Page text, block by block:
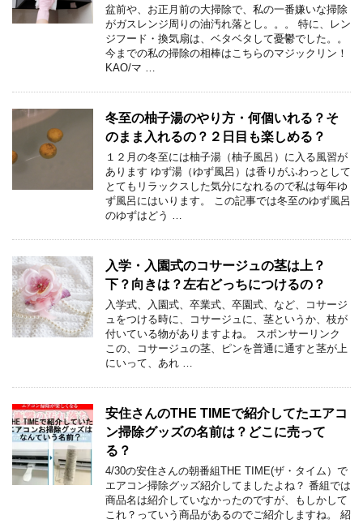
盆前や、お正月前の大掃除で、私の一番嫌いな掃除
がガスレンジ周りの油汚れ落とし。。。 特に、レン
ジフード・換気扇は、ベタベタして憂鬱でした。。
今までの私の掃除の相棒はこちらのマジックリン！
KAO/マ …
冬至の柚子湯のやり方・何個いれる？そ
のまま入れるの？２日目も楽しめる？
１２月の冬至には柚子湯（柚子風呂）に入る風習が
あります ゆず湯（ゆず風呂）は香りがふわっとして
とてもリラックスした気分になれるので私は毎年ゆ
ず風呂にはいります。 この記事では冬至のゆず風呂
のゆずはどう …
入学・入園式のコサージュの茎は上？
下？向きは？左右どっちにつけるの？
入学式、入園式、卒業式、卒園式、など、コサージ
ュをつける時に、コサージュに、茎というか、枝が
付いている物がありますよね。 スポンサーリンク
この、コサージュの茎、ピンを普通に通すと茎が上
にいって、あれ …
安住さんのTHE TIMEで紹介してたエアコ
ン掃除グッズの名前は？どこに売って
る？
4/30の安住さんの朝番組THE TIME(ザ・タイム）で
エアコン掃除グッズ紹介してましたよね？ 番組では
商品名は紹介していなかったのですが、もしかして
これ？っていう商品があるのでご紹介しますね。 紹